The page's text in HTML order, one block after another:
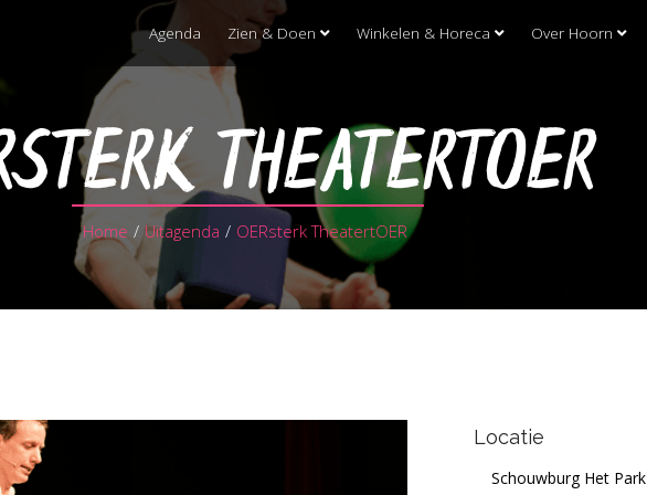
Agenda Zien & Doen Winkelen & Horeca Over Hoorn
THEATERTOER
Home / Uitagenda / OERsterk TheatertOER
Locatie
Schouwburg Het Park